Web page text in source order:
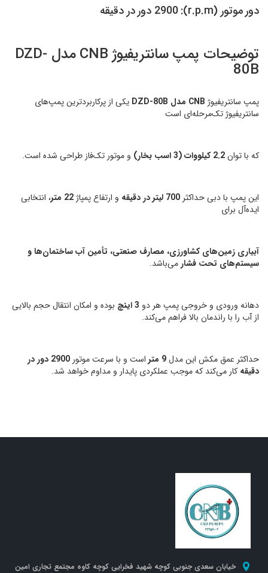
دور موتور (r.p.m): 2900 دور در دقیقه
توضیحات پمپ سانتریفیوژ CNB مدل DZD-
80B
پمپ سانتریفیوژ CNB مدل DZD-80B
یکی از پرکاربردترین پمپ‌های
سانتریفیوژ تک‌مرحله‌ای است
که با توان2.2 کیلووات (3 اسب بخار) و موتور تک‌فاز طراحی شده است.
این پمپ با دبی حداکثر 700 لیتر در دقیقه و ارتفاع پمپاژ22 متر
، انتخابی
ایده‌آل برای
آبیاری زمین‌های کشاورزی، مصارف صنعتی، تأمین آب ساختمان‌ها و
سیستم‌های تحت فشار می‌باشد.
دهانه ورودی و خروجی پمپ هر دو 3 اینچ
بوده و امکان انتقال حجم بالایی
از آب را با راندمان بالا فراهم می‌کند.
حداکثر عمق مکش این مدل9 متر است و با سرعت موتور
2900 دور در
دقیقه کار می‌کند که موجب عملکردی پایدار و مداوم خواهد شد.
خیابان سعدی جنوبی کوچه شهید فخرایی کوچه کاوه مجتمع تجاری امین